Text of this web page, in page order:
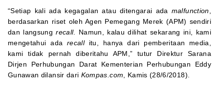
“Setiap kali ada kegagalan atau ditengarai ada malfunction
berdasarkan riset oleh Agen Pemegang Merek (APM) sendiri
dan langsungrecall. Namun, kalau dilihat sekarang ini, kami
mengetahui ada recallitu, hanya dari pemberitaan media,
kami tidak pernah diberitahu APM,” tutur Direktur Sarana
Dirjen Perhubungan Darat Kementerian Perhubungan Eddy
Gunawan dilansir dari Kompas.com , Kamis (28/6/2018).